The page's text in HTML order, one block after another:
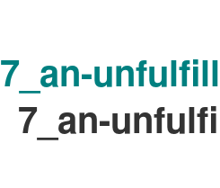
7_an-
7_an-